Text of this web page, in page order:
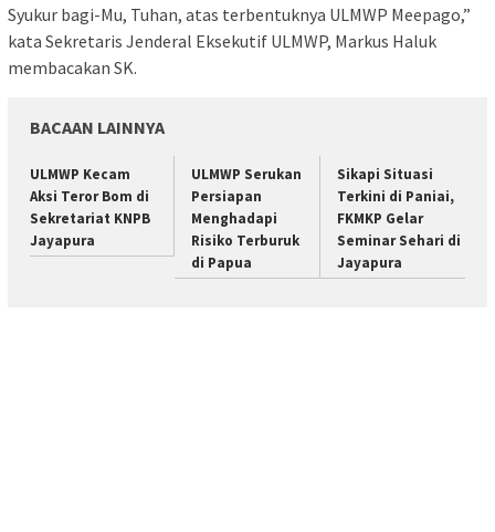
Syukur bagi-Mu, Tuhan, atas terbentuknya ULMWP Meepago,”
kata Sekretaris Jenderal Eksekutif ULMWP, Markus Haluk
membacakan SK.
BACAAN LAINNYA
ULMWP Kecam
Aksi Teror Bom di
Sekretariat KNPB
Jayapura
ULMWP Serukan
Persiapan
Menghadapi
Risiko Terburuk
di Papua
Sikapi Situasi
Terkini di Paniai,
FKMKP Gelar
Seminar Sehari di
Jayapura